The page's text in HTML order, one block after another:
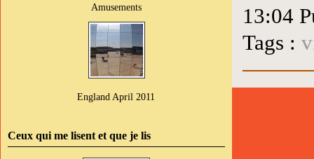
Amusements
England April 2011
Ceux qui me lisent et que je lis
13:04
Tags :